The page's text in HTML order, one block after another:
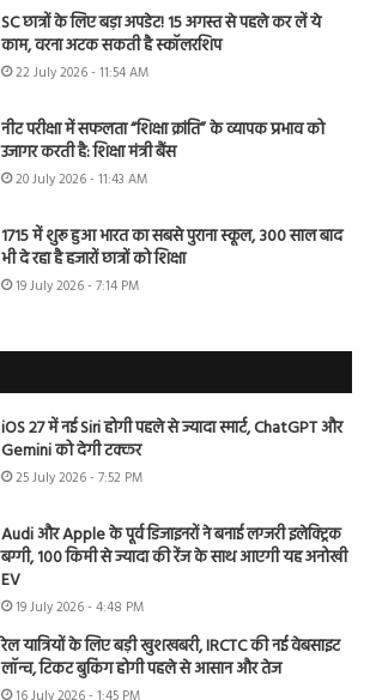
SC छात्रों के लिए बड़ा अपडेट! 15 अगस्त से पहले कर लें ये
काम, वरना अटक सकती है स्कॉलरशिप
22 July 2026 - 11:54 AM
नीट परीक्षा में सफलता “शिक्षा क्रांति” के व्यापक प्रभाव को
उजागर करती है: शिक्षा मंत्री बैंस
20 July 2026 - 11:43 AM
1715 में शुरू हुआ भारत का सबसे पुराना स्कूल, 300 साल बाद
भी दे रहा है हजारों छात्रों को शिक्षा
19 July 2026 - 7:14 PM
iOS 27 में नई Siri होगी पहले से ज्यादा स्मार्ट, ChatGPT और
Gemini को देगी टक्कर
25 July 2026 - 7:52 PM
Audi और Apple के पूर्व डिजाइनरों ने बनाई लग्जरी इलेक्ट्रिक
बग्गी, 100 किमी से ज्यादा की रेंज के साथ आएगी यह अनोखी
EV
19 July 2026 - 4:48 PM
रेल यात्रियों के लिए बड़ी खुशखबरी, IRCTC की नई वेबसाइट
लॉन्च, टिकट बुकिंग होगी पहले से आसान और तेज